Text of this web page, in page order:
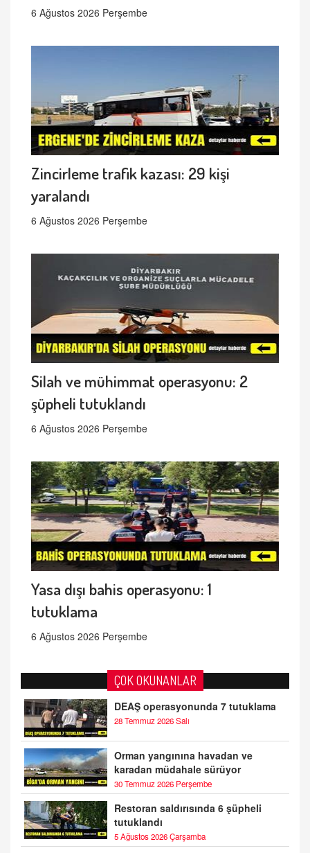
6 Ağustos 2026 Perşembe
Zincirleme trafik kazası: 29 kişi
yaralandı
6 Ağustos 2026 Perşembe
Silah ve mühimmat operasyonu: 2
şüpheli tutuklandı
6 Ağustos 2026 Perşembe
Yasa dışı bahis operasyonu: 1
tutuklama
6 Ağustos 2026 Perşembe
ÇOK OKUNANLAR
DEAŞ operasyonunda 7 tutuklama
28 Temmuz 2026 Salı
Orman yangınına havadan ve
karadan müdahale sürüyor
30 Temmuz 2026 Perşembe
Restoran saldırısında 6 şüpheli
tutuklandı
5 Ağustos 2026 Çarşamba